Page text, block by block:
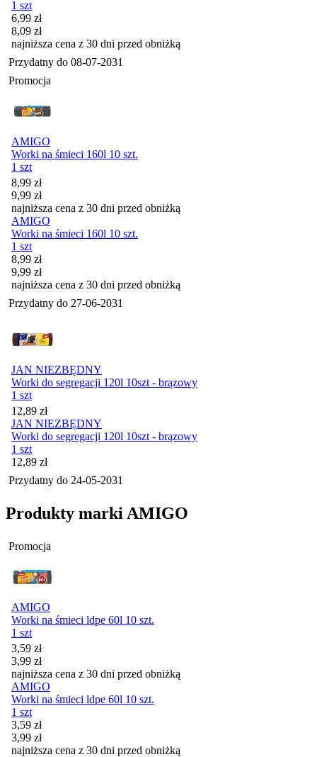
1 szt
Cena promocyjna
6,99 zł
8,09 zł
najniższa cena z 30 dni przed obniżką
Przydatny do 08-07-2031
Promocja
AMIGO
Worki na śmieci 160l 10 szt.
1 szt
Cena promocyjna
8,99 zł
9,99 zł
najniższa cena z 30 dni przed obniżką
AMIGO
Worki na śmieci 160l 10 szt.
1 szt
Cena promocyjna
8,99 zł
9,99 zł
najniższa cena z 30 dni przed obniżką
Przydatny do 27-06-2031
JAN NIEZBĘDNY
Worki do segregacji 120l 10szt - brązowy
1 szt
Cena
12,89 zł
JAN NIEZBĘDNY
Worki do segregacji 120l 10szt - brązowy
1 szt
Cena
12,89 zł
Przydatny do 24-05-2031
Produkty marki AMIGO
Promocja
AMIGO
Worki na śmieci ldpe 60l 10 szt.
1 szt
Cena promocyjna
3,59 zł
3,99 zł
najniższa cena z 30 dni przed obniżką
AMIGO
Worki na śmieci ldpe 60l 10 szt.
1 szt
Cena promocyjna
3,59 zł
3,99 zł
najniższa cena z 30 dni przed obniżką